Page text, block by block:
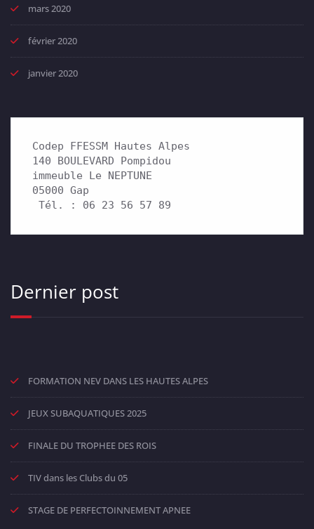
mars 2020
février 2020
janvier 2020
Codep FFESSM Hautes Alpes
140 BOULEVARD Pompidou
immeuble Le NEPTUNE
05000 Gap
Tél. : 06 23 56 57 89
Dernier post
FORMATION NEV DANS LES HAUTES ALPES
JEUX SUBAQUATIQUES 2025
FINALE DU TROPHEE DES ROIS
TIV dans les Clubs du 05
STAGE DE PERFECTOINNEMENT APNEE